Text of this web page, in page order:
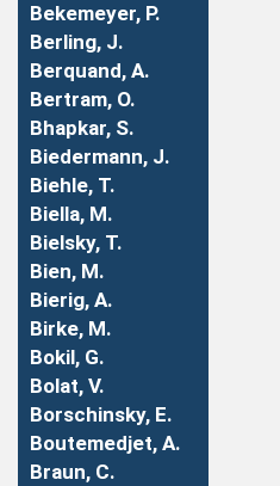
Bekemeyer, P.
Berling, J.
Berquand, A.
Bertram, O.
Bhapkar, S.
Biedermann, J.
Biehle, T.
Biella, M.
Bielsky, T.
Bien, M.
Bierig, A.
Birke, M.
Bokil, G.
Bolat, V.
Borschinsky, E.
Boutemedjet, A.
Braun, C.